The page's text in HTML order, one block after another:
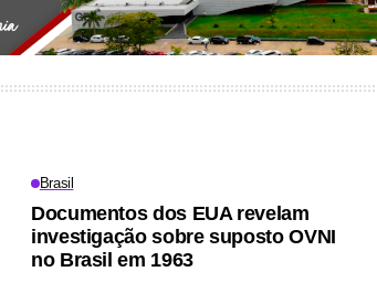
Brasil
Documentos dos EUA revelam
investigação sobre suposto OVNI
no Brasil em 1963